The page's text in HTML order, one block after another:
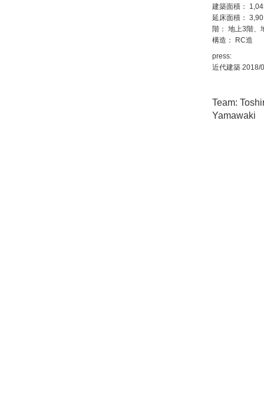
建築面積：
延床面積：
階： 地上3階、
構造： RC造
press:
近代建築 2018/
Team:
Yamawaki